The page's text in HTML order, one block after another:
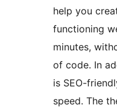
help you
functioning
minutes,
of code. In
is SEO-
speed. The